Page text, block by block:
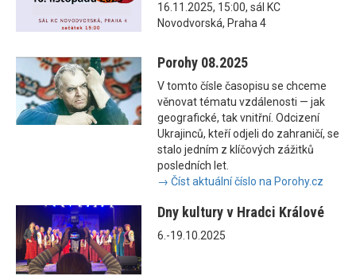
16.11.2025, 15:00, sál KC
Novodvorská, Praha 4
Porohy 08.2025
V tomto čísle časopisu se chceme
věnovat tématu vzdálenosti — jak
geografické, tak vnitřní. Odcizení
Ukrajinců, kteří odjeli do zahraničí, se
stalo jedním z klíčových zážitků
posledních let.
→ Číst aktuální číslo na Porohy.cz
Dny kultury v Hradci Králové
6.-19.10.2025